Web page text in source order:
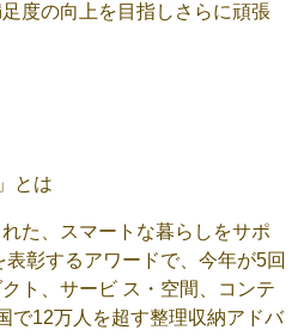
度の向上を目指しさらに頑張
とは
た、スマートな暮らしをサポ
彰するアワードで、今年が5回
ト、サービ ス・空間、コンテ
で12万人を超す整理収納アドバ